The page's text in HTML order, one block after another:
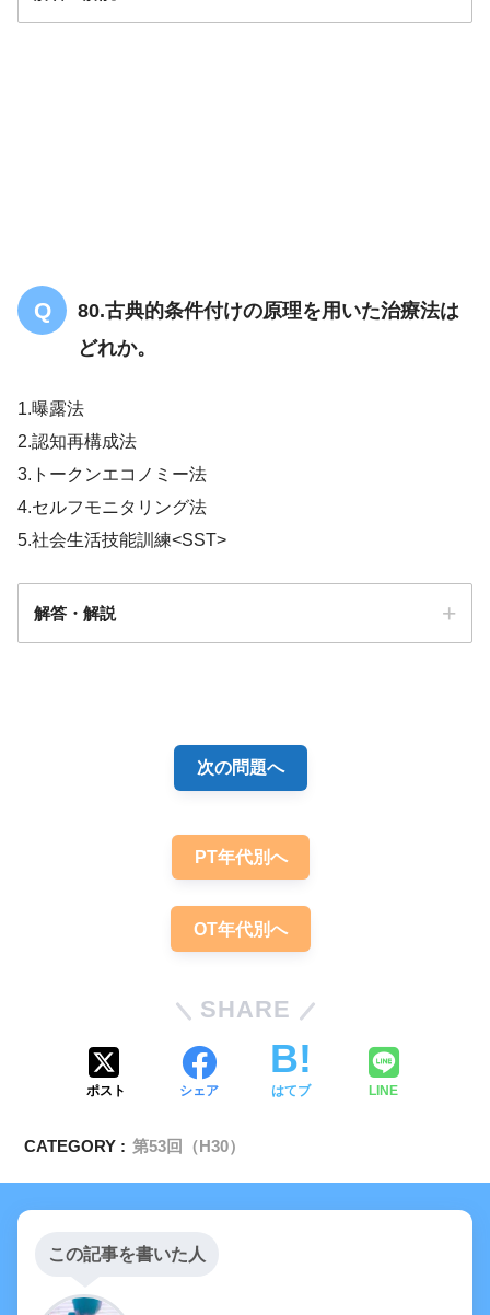
副腎皮質ステロイド
80.古典的条件付けの原理を用いた治療法は
どれか。
1.曝露法
2.認知再構成法
3.トークンエコノミー法
4.セルフモニタリング法
5.社会生活技能訓練<SST>
解答・解説
次の問題へ
PT年代別へ
OT年代別へ
SHARE
ポスト シェア はてブ LINE
CATEGORY : 第53回（H30）
この記事を書いた人